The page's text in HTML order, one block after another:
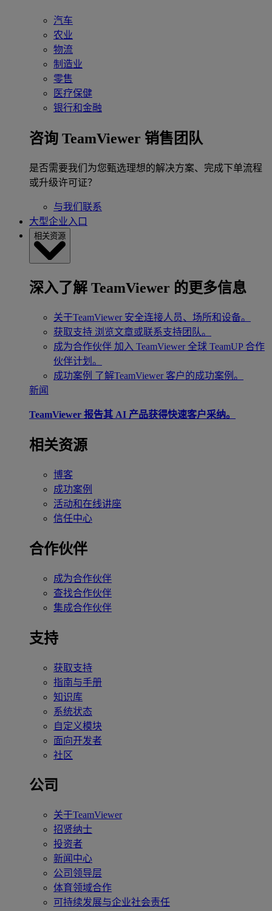
汽车
农业
物流
制造业
零售
医疗保健
银行和金融
咨询 TeamViewer 销售团队
是否需要我们为您甄选理想的解决方案、完成下单流程
或升级许可证？
与我们联系
大型企业入口
相关资源
深入了解 TeamViewer 的更多信息
关于TeamViewer 安全连接人员、场所和设备。
获取支持 浏览文章或联系支持团队。
成为合作伙伴 加入 TeamViewer 全球 TeamUP 合作
伙伴计划。
成功案例 了解TeamViewer 客户的成功案例。
新闻
TeamViewer 报告其 AI 产品获得快速客户采纳。
相关资源
博客
成功案例
活动和在线讲座
信任中心
合作伙伴
成为合作伙伴
查找合作伙伴
集成合作伙伴
支持
获取支持
指南与手册
知识库
系统状态
自定义模块
面向开发者
社区
公司
关于TeamViewer
招贤纳士
投资者
新闻中心
公司领导层
体育领域合作
可持续发展与企业社会责任